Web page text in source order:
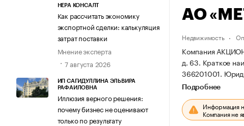
НЕРА КОНСАЛТ
Как рассчитать экономику
экспортной сделки: калькуляция
затрат поставки
Мнение эксперта
7 августа 2026
ИП САГИДУЛЛИНА ЭЛЬВИРА
РАФАИЛОВНА
Иллюзия верного решения:
почему бизнес не оценивают
только по результату
АО
Недвижимость
Компания
д. 63. Краткое
366201001.
Подробнее
Информация
Компания не